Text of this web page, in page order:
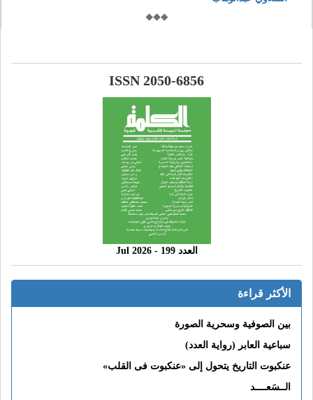
ISSN 2050-6856
العدد 199 - 2026 Jul
الأكثر قراءة
بين الصوفية وسحرية الصورة
سباعية العابر (رواية العدد)
عنكبوت التاريخ يتحول إلى «عنكبوت فى القلب»
الــسَعــــد